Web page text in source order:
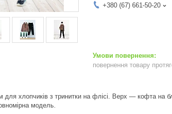
+380 (67) 661-50-20
повернення товару
для хлопчиків з тринитки на флісі. Верх — кофта на
модель.